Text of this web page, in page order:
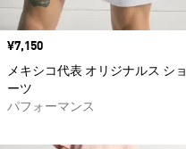
価格
¥7,150
メキシコ代表 オリジナルス ショ
ーツ
パフォーマンス